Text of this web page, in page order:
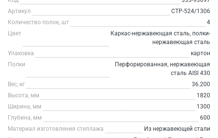
Артикул
СТР-524/1306
Количество полок, шт
4
Цвет
Каркас-нержавеющая сталь, полки-
нержавеющая сталь
Упаковка
картон
Полки
Перфорированная, нержавеющая
сталь AISI 430
Вес, кг
36.200
Высота, мм
1820
Ширина, мм
1300
Глубина, мм
600
Материал изготовления стеллажа
Из нержавеющей стали